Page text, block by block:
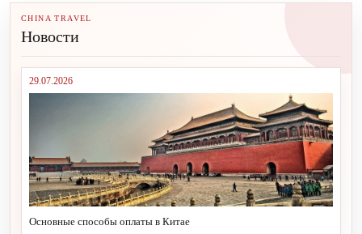
CHINA TRAVEL
Новости
29.07.2026
Основные способы оплаты в Китае